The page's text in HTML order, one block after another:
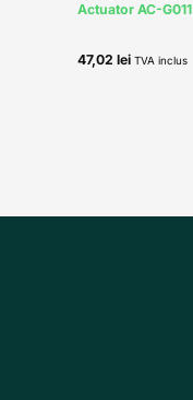
Actuator AC-G011
47,02 lei TVA inclus